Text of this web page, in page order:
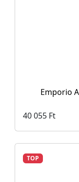
Emporio
40 055 Ft
TOP